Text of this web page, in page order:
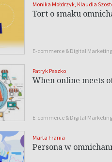
Monika Mołdrzyk, Klaudia
Tort o smaku
E-commerce & Digital
Patryk Paszko
When online meets
E-commerce & Digital
Marta Frania
Persona w